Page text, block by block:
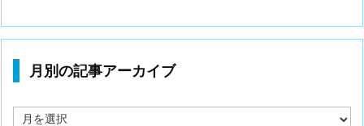
月別の記事アーカイブ